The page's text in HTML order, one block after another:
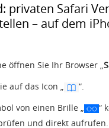
privaten Safari
– auf dem
öffnen Sie Ihr Browser „
auf das Icon „
“.
von einen Brille „
“
und direkt aufrufen.